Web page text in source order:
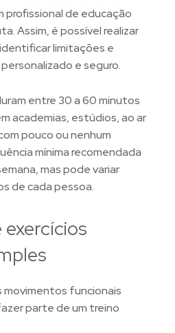
profissional de educação
Assim, é possível realizar
limitações e
e seguro.
entre 30 a 60 minutos
academias, estúdios, ao ar
pouco ou nenhum
mínima recomendada
mas pode variar
de cada pessoa.
movimentos funcionais
parte de um treino